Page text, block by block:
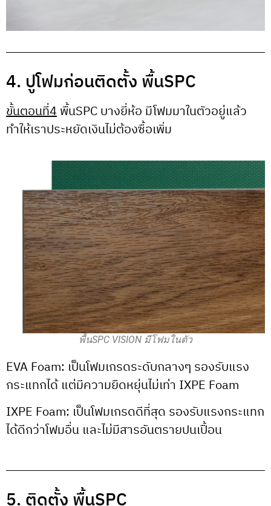
4. ปูโฟมก่อนติดตั้ง พื้นSPC
ขั้นตอนที่4พื้นSPC บางยี่ห้อ มีโฟมมาในตัวอยู่แล้ว
ทำให้เราประหยัดเงินไม่ต้องซื้อเพิ่ม
พื้นSPC VISION มีโฟมในตัว
EVA Foam: เป็นโฟมเกรดระดับกลางๆ รองรับแรง
กระแทกได้ แต่มีความยืดหยุ่นไม่เท่า IXPE Foam
IXPE Foam: เป็นโฟมเกรดดีที่สุด รองรับแรงกระแทก
ได้ดีกว่าโฟมอื่น และไม่มีสารอันตรายปนเปื้อน
5. ติดตั้ง พื้นSPC